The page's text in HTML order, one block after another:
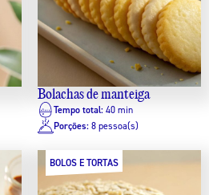
Bolachas de manteiga
Tempo total: 40 min
Porções: 8 pessoa(s)
BOLOS E TORTAS